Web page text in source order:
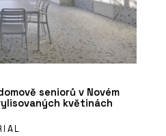
seniorů v Novém
květinách